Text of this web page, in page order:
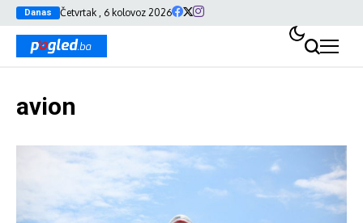
Danas Četvrtak , 6 kolovoz 2026
avion